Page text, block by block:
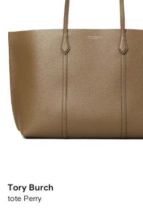
Tory Burch
tote Perry